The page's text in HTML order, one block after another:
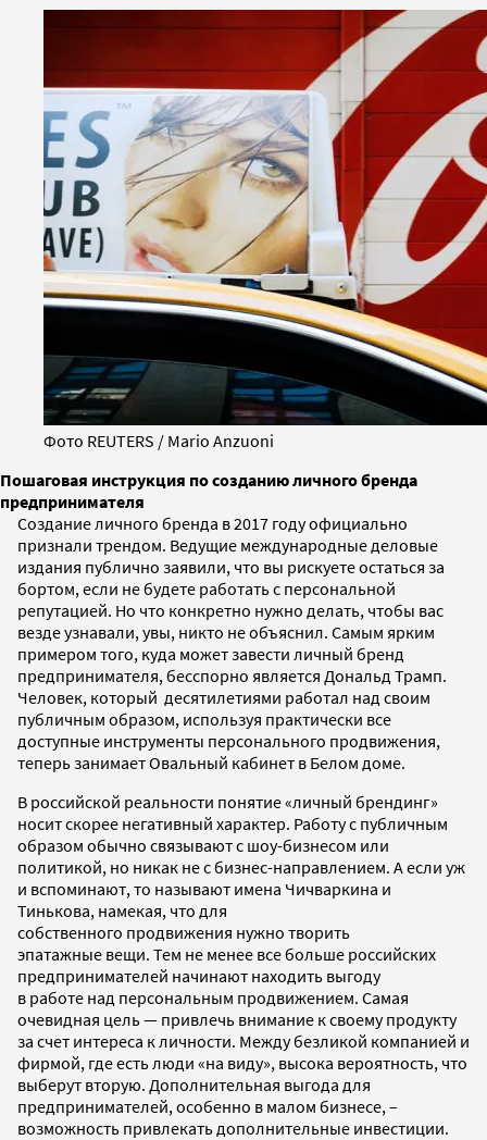
Фото REUTERS / Mario Anzuoni
Пошаговая инструкция по созданию личного бренда
предпринимателя
Создание личного бренда в 2017 году официально
признали трендом. Ведущие международные деловые
издания публично заявили, что вы рискуете остаться за
бортом, если не будете работать с персональной
репутацией. Но что конкретно нужно делать, чтобы вас
везде узнавали, увы, никто не объяснил. Самым ярким
примером того, куда может завести личный бренд
предпринимателя, бесспорно является Дональд Трамп.
Человек, который десятилетиями работал над своим
публичным образом, используя практически все
доступные инструменты персонального продвижения,
теперь занимает Овальный кабинет в Белом доме.
В российской реальности понятие «личный брендинг»
носит скорее негативный характер. Работу с публичным
образом обычно связывают с шоу-бизнесом или
политикой, но никак не с бизнес-направлением. А если уж
и вспоминают, то называют имена Чичваркина и
Тинькова, намекая, что для
собственного продвижения нужно творить
эпатажные вещи. Тем не менее все больше российских
предпринимателей начинают находить выгоду
в работе над персональным продвижением. Самая
очевидная цель — привлечь внимание к своему продукту
за счет интереса к личности. Между безликой компанией и
фирмой, где есть люди «на виду», высока вероятность, что
выберут вторую. Дополнительная выгода для
предпринимателей, особенно в малом бизнесе, –
возможность привлекать дополнительные инвестиции.